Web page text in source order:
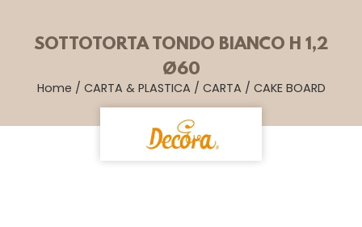
SOTTOTORTA TONDO BIANCO H 1,2
Ø60
Home / CARTA & PLASTICA / CARTA / CAKE BOARD